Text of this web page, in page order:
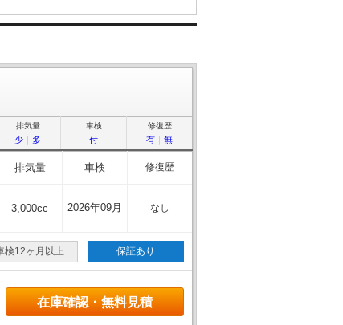
排気量
少 ｜ 多
車検
付
修復歴
有 ｜ 無
排気量 車検 修復歴
3,000cc 2026年09月 なし
検12ヶ月以上 保証あり
在庫確認・無料見積